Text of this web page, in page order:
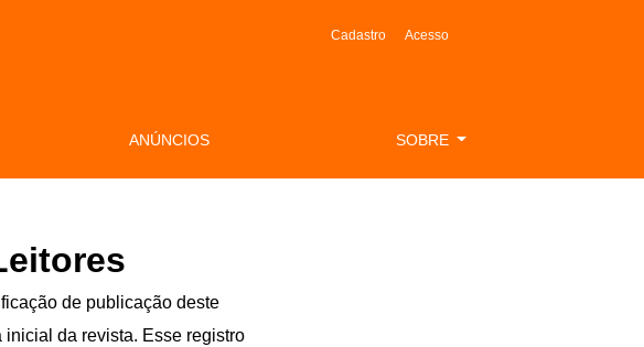
Cadastro Acesso
ANÚNCIOS SOBRE
de publicação deste
inicial da revista. Esse registro